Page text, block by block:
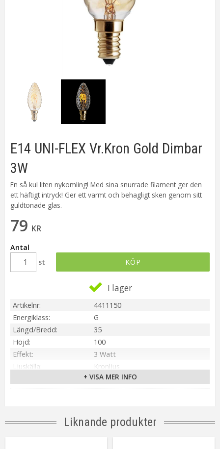
E14 UNI-FLEX Vr.Kron Gold Dimbar
3W
En så kul liten nykomling! Med sina snurrade filament ger den
ett häftigt intryck! Ger ett varmt och behagligt sken genom sitt
guldtonade glas.
79 KR
Antal
st
KÖP
I lager
Artikelnr
4411150
Energiklass
G
Längd/Bredd
35
Höjd
100
Effekt
3 Watt
Ljuskälla
Kronljus
E14
Ljusfärg
Varmvit 2000K
360°
20000 tim
+ VISA MER INFO
Liknande produkter